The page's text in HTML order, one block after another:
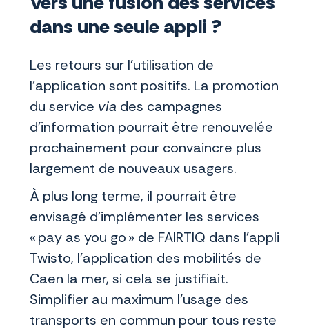
dans une seule appli ?
Les retours sur l’utilisation de
l’application sont positifs. La promotion
du service via des campagnes
d’information pourrait être renouvelée
prochainement pour convaincre plus
largement de nouveaux usagers.
À plus long terme, il pourrait être
envisagé d’implémenter les services
« pay as you go » de FAIRTIQ dans l’appli
Twisto, l’application des mobilités de
Caen la mer, si cela se justifiait.
Simplifier au maximum l’usage des
transports en commun pour tous reste